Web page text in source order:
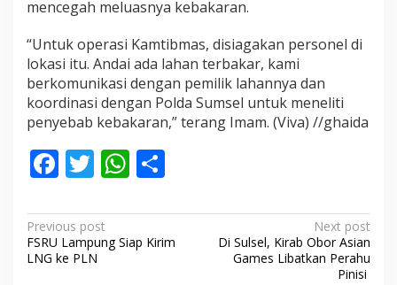
mencegah meluasnya kebakaran.
“Untuk operasi Kamtibmas, disiagakan personel di
lokasi itu. Andai ada lahan terbakar, kami
berkomunikasi dengan pemilik lahannya dan
koordinasi dengan Polda Sumsel untuk meneliti
penyebab kebakaran,” terang Imam. (Viva) //ghaida
F
e
b
T
itt
er
W
at
s
ar
e
P
o
Previous post
FSRU Lampung Siap Kirim
LNG ke PLN
Next post
Di Sulsel, Kirab Obor Asian
Games Libatkan Perahu
Pinisi